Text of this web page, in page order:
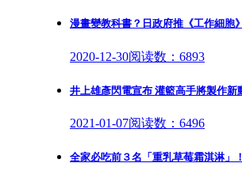
漫畫變教科書？日政府推《工作細胞
2020-12-30阅读数：6893
井上雄彥閃電宣布 灌籃高手將製作新
2021-01-07阅读数：6496
全家必吃前３名「重乳草莓霜淇淋」